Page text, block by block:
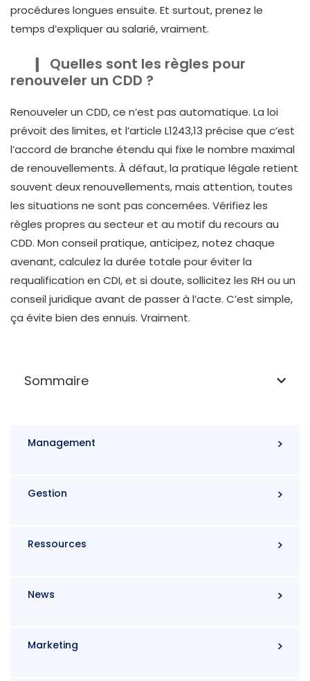
procédures longues ensuite. Et surtout, prenez le
temps d’expliquer au salarié, vraiment.
Quelles sont les règles pour
renouveler un CDD ?
Renouveler un CDD, ce n’est pas automatique. La loi
prévoit des limites, et l’article L1243,13 précise que c’est
l’accord de branche étendu qui fixe le nombre maximal
de renouvellements. À défaut, la pratique légale retient
souvent deux renouvellements, mais attention, toutes
les situations ne sont pas concernées. Vérifiez les
règles propres au secteur et au motif du recours au
CDD. Mon conseil pratique, anticipez, notez chaque
avenant, calculez la durée totale pour éviter la
requalification en CDI, et si doute, sollicitez les RH ou un
conseil juridique avant de passer à l’acte. C’est simple,
ça évite bien des ennuis. Vraiment.
Sommaire
Management
Gestion
Ressources
News
Marketing